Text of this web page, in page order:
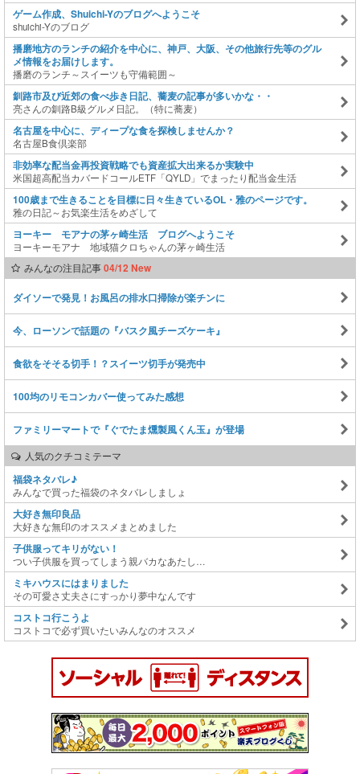
ゲーム作成、Shuichi-Yのブログへようこそ
shuichi-Yのブログ
播磨地方のランチの紹介を中心に、神戸、大阪、その他旅行先等のグル
メ情報をお届けします。
播磨のランチ～スイーツも守備範囲～
釧路市及び近郊の食べ歩き日記、蕎麦の記事が多いかな・・
亮さんの釧路B級グルメ日記。（特に蕎麦）
名古屋を中心に、ディープな食を探検しませんか？
名古屋B食倶楽部
非効率な配当金再投資戦略でも資産拡大出来るか実験中
米国超高配当カバードコールETF「QYLD」でまったり配当金生活
100歳まで生きることを目標に日々生きているOL・雅のページです。
雅の日記～お気楽生活をめざして
ヨーキー モアナの茅ヶ崎生活 ブログへようこそ
ヨーキーモアナ 地域猫クロちゃんの茅ヶ崎生活
みんなの注目記事04/12 New
ダイソーで発見！お風呂の排水口掃除が楽チンに
今、ローソンで話題の『バスク風チーズケーキ』
食欲をそそる切手！？スイーツ切手が発売中
100均のリモコンカバー使ってみた感想
ファミリーマートで『ぐでたま燻製風くん玉』が登場
人気のクチコミテーマ
福袋ネタバレ♪
みんなで買った福袋のネタバレしましょ
大好き無印良品
大好きな無印のオススメまとめました
子供服ってキリがない！
つい子供服を買ってしまう親バカなあたし…
ミキハウスにはまりました
その可愛さ丈夫さにすっかり夢中なんです
コストコ行こうよ
コストコで必ず買いたいみんなのオススメ